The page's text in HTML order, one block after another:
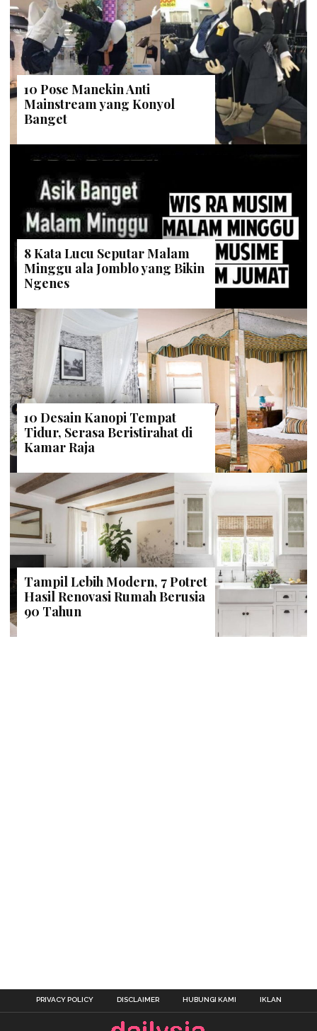
10 Pose Manekin Anti
Mainstream yang Konyol
Banget
8 Kata Lucu Seputar Malam
Minggu ala Jomblo yang Bikin
Ngenes
10 Desain Kanopi Tempat
Tidur, Serasa Beristirahat di
Kamar Raja
Tampil Lebih Modern, 7 Potret
Hasil Renovasi Rumah Berusia
90 Tahun
PRIVACY POLICY DISCLAIMER HUBUNGI KAMI IKLAN